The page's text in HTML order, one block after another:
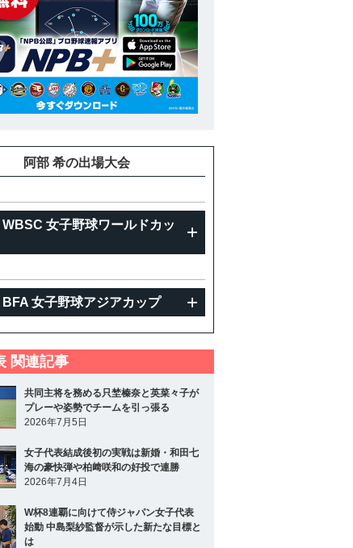
第1回 BFA 女子野球アジアカップ
号
23
157cm 投打
阿部 希の出場大会
女子野球ワールドカッ
女子野球アジアカップ
関連記事
共同主将を務める只埜榛奈と英菜々子が
プレーや姿勢でチームを引っ張る
2026年7月5日
女子代表結成後初の実戦は新婚・和田七
海の豪快弾や柏﨑咲和の好投で連勝
2026年7月4日
W杯8連覇に向けて侍ジャパン女子代表
始動 中島梨紗監督が示した新たな目標と
は